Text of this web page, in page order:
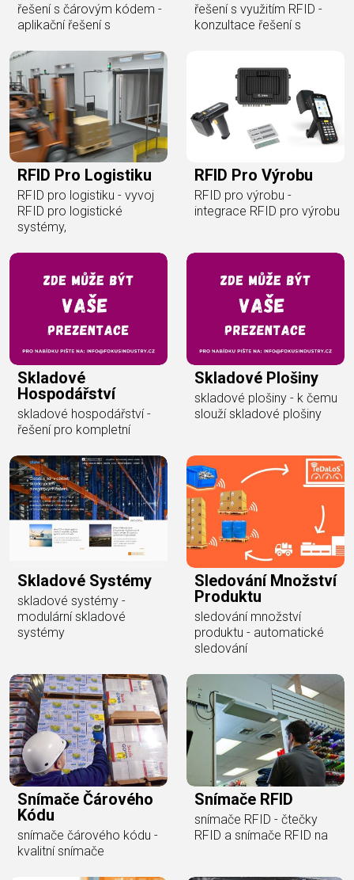
řešení s čárovým kódem -
aplikační řešení s
řešení s využitím RFID -
konzultace řešení s
RFID Pro Logistiku
RFID pro logistiku - vyvoj
RFID pro logistické
systémy,
RFID Pro Výrobu
RFID pro výrobu -
integrace RFID pro výrobu
Skladové
Hospodářství
skladové hospodářství -
řešení pro kompletní
Skladové Plošiny
skladové plošiny - k čemu
slouží skladové plošiny
Skladové Systémy
skladové systémy -
modulární skladové
systémy
Sledování Množství
Produktu
sledování množství
produktu - automatické
sledování
Snímače Čárového
Kódu
snímače čárového kódu -
kvalitní snímače
Snímače RFID
snímače RFID - čtečky
RFID a snímače RFID na